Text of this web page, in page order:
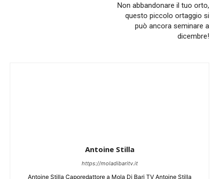
Non abbandonare il tuo orto,
questo piccolo ortaggio si
può ancora seminare a
dicembre!
Antoine Stilla
https://moladibaritv.it
Antoine Stilla Caporedattore a Mola Di Bari TV Antoine Stilla